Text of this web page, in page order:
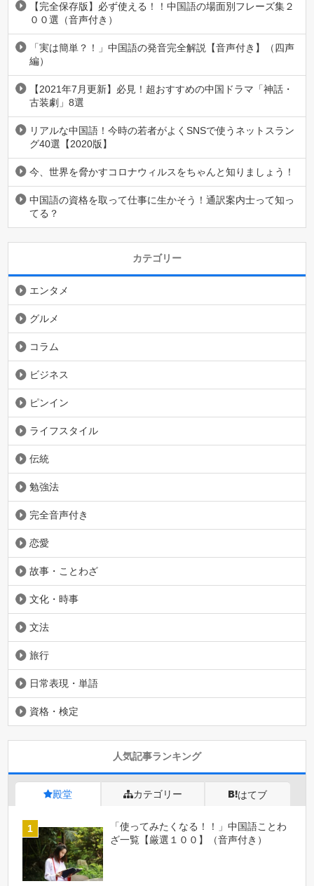
【完全保存版】必ず使える！！中国語の場面別フレーズ集２
００選（音声付き）
「実は簡単？！」中国語の発音完全解説【音声付き】（四声
編）
【2021年7月更新】必見！超おすすめの中国ドラマ「神話・
古装劇」8選
リアルな中国語！今時の若者がよくSNSで使うネットスラン
グ40選【2020版】
今、世界を脅かすコロナウィルスをちゃんと知りましょう！
中国語の資格を取って仕事に生かそう！通訳案内士って知っ
てる？
カテゴリー
エンタメ
グルメ
コラム
ビジネス
ピンイン
ライフスタイル
伝統
勉強法
完全音声付き
恋愛
故事・ことわざ
文化・時事
文法
旅行
日常表現・単語
資格・検定
人気記事ランキング
殿堂 カテゴリー はてブ
「使ってみたくなる！！」中国語ことわ
ざ一覧【厳選１００】（音声付き）